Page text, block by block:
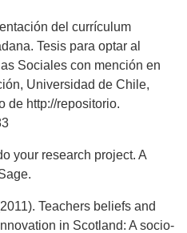
del currículum
Tesis para optar al
Sociales con mención en
Universidad de Chile,
de http://repositorio.
your research project. A
Teachers beliefs and
in Scotland: A socio-